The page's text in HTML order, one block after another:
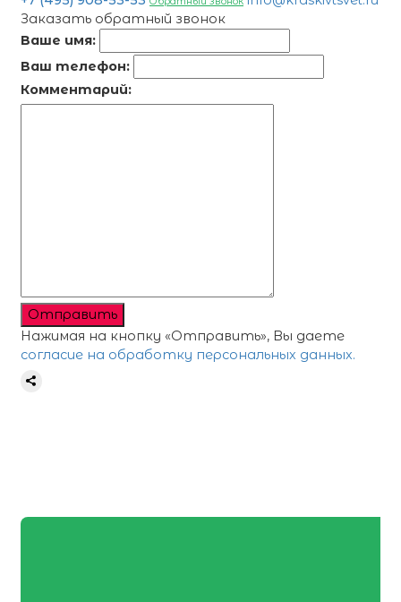
Заказать обратный звонок
Ваше имя:
Ваш телефон:
Комментарий:
Отправить
Нажимая на кнопку «Отправить», Вы даете
согласие на обработку персональных данных.